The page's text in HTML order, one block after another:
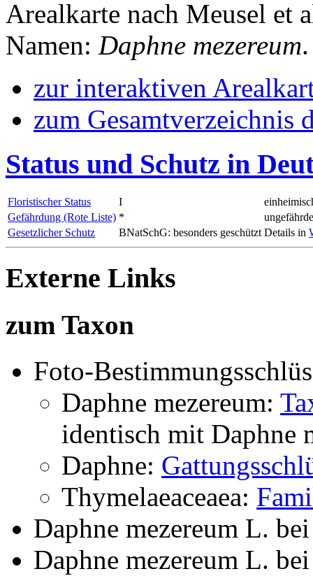
Arealkarte nach Meusel et
Namen: Daphne mezereum.
zur interaktiven
zum Gesamtverzeichnis
Status und Schutz in
Floristischer Status I
Gefährdung (Rote Liste) *
Gesetzlicher Schutz
BNatSchG: besonders geschützt Details in
Externe Links
zum Taxon
Foto-
Daphne mezereum:
identisch mit Daphne
Daphne:
Thymelaeaceaea:
Daphne mezereum L.
Daphne mezereum L.